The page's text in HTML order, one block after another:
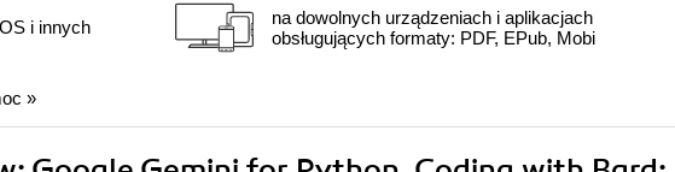
i innych
na dowolnych urządzeniach i aplikacjach
obsługujących formaty: PDF, EPub, Mobi
»